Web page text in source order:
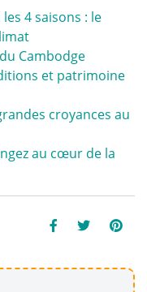
4 saisons : le
Cambodge
et patrimoine
croyances au
au cœur de la